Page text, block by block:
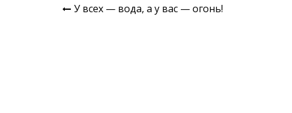
Навигация
У всех — вода, а у вас — огонь!